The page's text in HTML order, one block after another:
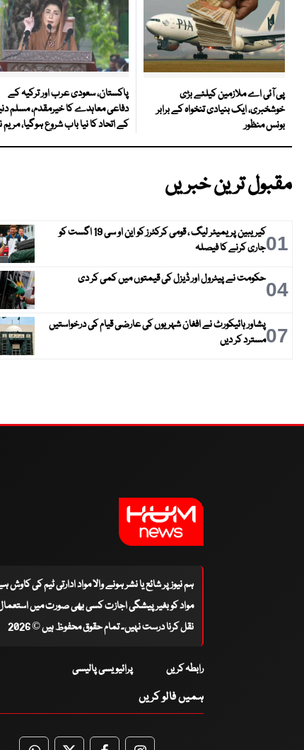
پی آئی اے ملازمین کیلئے بڑی
خوشخبری، ایک بنیادی تنخواہ کے برابر
بونس منظور
پاکستان، سعودی عرب اور ترکیہ کے
دفاعی معاہدے کا خیرمقدم، مسلم
کے اتحاد کا نیا باب شروع ہوگیا، مریم
مقبول ترین خبریں
01
کیریبین پریمیئر لیگ ، قومی کرکٹرز کو این او سی 19 اگست کو
جاری کرنے کا فیصلہ
04حکومت نے پیٹرول اور ڈیزل کی قیمتوں میں کمی کر دی
07پشاور ہائیکورٹ نے افغان شہریوں کی عارضی قیام کی درخواستیں
مسترد کر دیں
ہم نیوز پر شائع یا نشر ہونے والا مواد ادارتی ٹیم کی
مواد کو بغیر پیشگی اجازت کسی بھی صورت میں
نقل کرنا درست نہیں۔ تمام حقوق محفوظ ہیں © 2026
رابطہ کریں پرائیویسی پالیسی
ہمیں فالو کریں